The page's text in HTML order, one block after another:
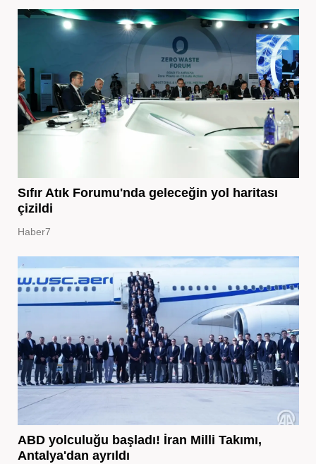
Sıfır Atık Forumu'nda geleceğin yol haritası
çizildi
Haber7
ABD yolculuğu başladı! İran Milli Takımı,
Antalya'dan ayrıldı